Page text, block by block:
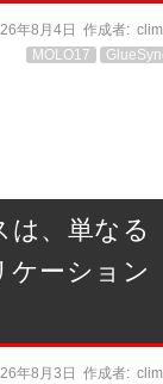
年8月4日 作成者:
MOLO17
は、単なる
ケーション
年8月3日 作成者: